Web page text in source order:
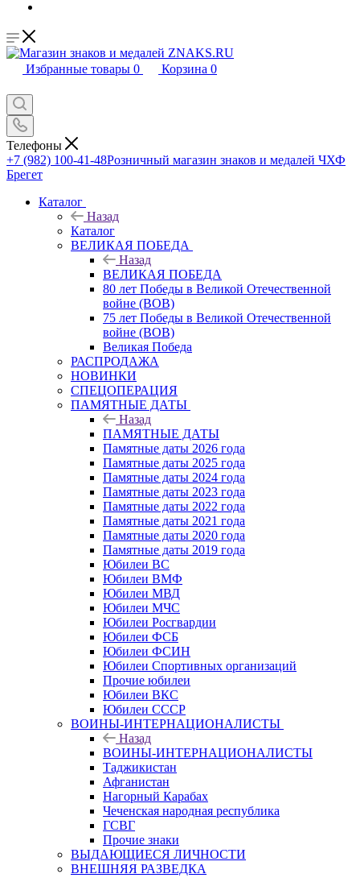
Избранные товары 0 Корзина 0
Телефоны
+7 (982) 100-41-48Розничный магазин знаков и медалей ЧХФ
Брегет
Каталог
Назад
Каталог
ВЕЛИКАЯ ПОБЕДА
Назад
ВЕЛИКАЯ ПОБЕДА
80 лет Победы в Великой Отечественной
войне (ВОВ)
75 лет Победы в Великой Отечественной
войне (ВОВ)
Великая Победа
РАСПРОДАЖА
НОВИНКИ
СПЕЦОПЕРАЦИЯ
ПАМЯТНЫЕ ДАТЫ
Назад
ПАМЯТНЫЕ ДАТЫ
Памятные даты 2026 года
Памятные даты 2025 года
Памятные даты 2024 года
Памятные даты 2023 года
Памятные даты 2022 года
Памятные даты 2021 года
Памятные даты 2020 года
Памятные даты 2019 года
Юбилеи ВС
Юбилеи ВМФ
Юбилеи МВД
Юбилеи МЧС
Юбилеи Росгвардии
Юбилеи ФСБ
Юбилеи ФСИН
Юбилеи Спортивных организаций
Прочие юбилеи
Юбилеи ВКС
Юбилеи СССР
ВОИНЫ-ИНТЕРНАЦИОНАЛИСТЫ
Назад
ВОИНЫ-ИНТЕРНАЦИОНАЛИСТЫ
Таджикистан
Афганистан
Нагорный Карабах
Чеченская народная республика
ГСВГ
Прочие знаки
ВЫДАЮЩИЕСЯ ЛИЧНОСТИ
ВНЕШНЯЯ РАЗВЕДКА